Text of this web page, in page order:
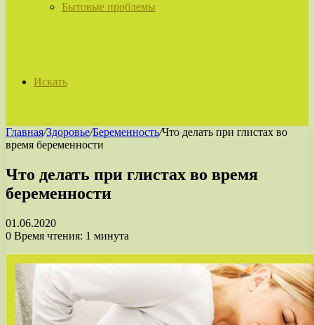
Бытовые проблемы
Искать
Главная/Здоровье/Беременность/Что делать при глистах во
время беременности
Что делать при глистах во время
беременности
01.06.2020
0 Время чтения: 1 минута